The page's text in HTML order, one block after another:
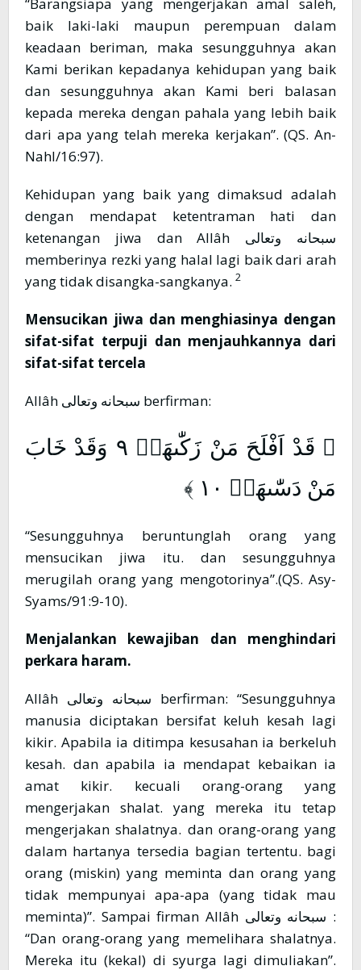
baik laki-laki maupun perempuan dalam
keadaan beriman, maka sesungguhnya akan
Kami berikan kepadanya kehidupan yang baik
dan sesungguhnya akan Kami beri balasan
kepada mereka dengan pahala yang lebih baik
dari apa yang telah mereka kerjakan”. (QS. An-
Nahl/16:97).
Kehidupan yang baik yang dimaksud adalah
dengan mendapat ketentraman hati dan
ketenangan jiwa dan Allâh سبحانه وتعالى
memberinya rezki yang halal lagi baik dari arah
yang tidak disangka-sangkanya. 2
Mensucikan jiwa dan menghiasinya dengan
sifat-sifat terpuji dan menjauhkannya dari
sifat-sifat tercela
Allâh سبحانه وتعالى berfirman:
﴿ قَدْ اَفْلَحَ مَنْ زَكّٰىهَاۖ ٩ وَقَدْ خَابَ
مَنْ دَسّٰىهَاۗ ١٠ ﴾
“Sesungguhnya beruntunglah orang yang
mensucikan jiwa itu. dan sesungguhnya
merugilah orang yang mengotorinya”.(QS. Asy-
Syams/91:9-10).
Menjalankan kewajiban dan menghindari
perkara haram.
Allâh سبحانه وتعالى berfirman: “Sesungguhnya
manusia diciptakan bersifat keluh kesah lagi
kikir. Apabila ia ditimpa kesusahan ia berkeluh
kesah. dan apabila ia mendapat kebaikan ia
amat kikir. kecuali orang-orang yang
mengerjakan shalat. yang mereka itu tetap
mengerjakan shalatnya. dan orang-orang yang
dalam hartanya tersedia bagian tertentu. bagi
orang (miskin) yang meminta dan orang yang
tidak mempunyai apa-apa (yang tidak mau
meminta)”. Sampai firman Allâh سبحانه وتعالى :
“Dan orang-orang yang memelihara shalatnya.
Mereka itu (kekal) di syurga lagi dimuliakan”.